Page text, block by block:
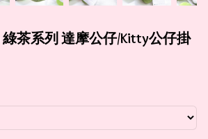
綠茶系列 達摩公仔/Kitty公仔掛